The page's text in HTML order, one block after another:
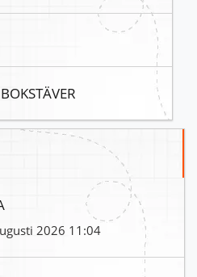
2026 11:04